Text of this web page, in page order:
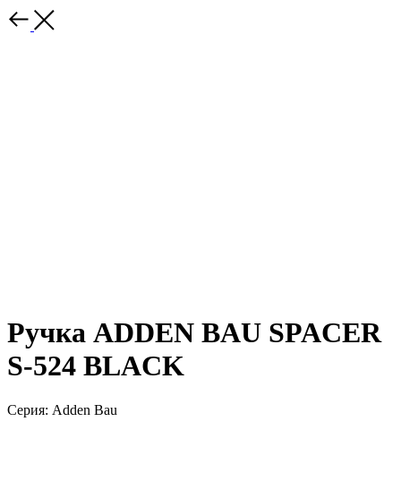
Ручка ADDEN BAU SPACER
S-524 BLACK
Серия: Adden Bau